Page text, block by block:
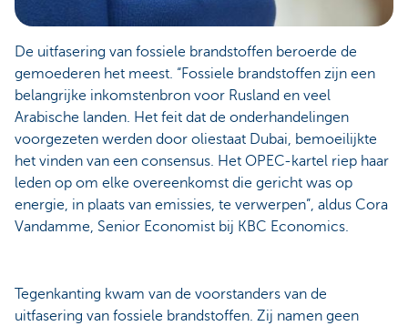
De uitfasering van fossiele brandstoffen beroerde de
gemoederen het meest. “Fossiele brandstoffen zijn een
belangrijke inkomstenbron voor Rusland en veel
Arabische landen. Het feit dat de onderhandelingen
voorgezeten werden door oliestaat Dubai, bemoeilijkte
het vinden van een consensus. Het OPEC-kartel riep haar
leden op om elke overeenkomst die gericht was op
energie, in plaats van emissies, te verwerpen”, aldus Cora
Vandamme, Senior Economist bij KBC Economics.
Tegenkanting kwam van de voorstanders van de
uitfasering van fossiele brandstoffen. Zij namen geen